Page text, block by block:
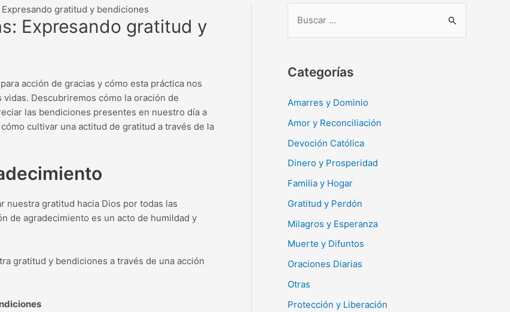
gratitud y bendiciones
Expresando gratitud y
acción de gracias y cómo esta práctica nos
Descubriremos cómo la oración de
las bendiciones presentes en nuestro día a
cultivar una actitud de gratitud a través de la
nuestra gratitud hacia Dios por todas las
de agradecimiento es un acto de humildad y
gratitud y bendiciones a través de una acción
c
r
Categorías
Amarres y Dominio
Amor y Reconciliación
Devoción Católica
Dinero y Prosperidad
Familia y Hogar
Gratitud y Perdón
Milagros y Esperanza
Muerte y Difuntos
Oraciones Diarias
Otras
Protección y Liberación